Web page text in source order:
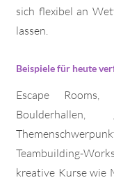
sich flexibel an
lassen.
Beispiele für heute
Escape
Teambuilding-
kreative Kurse wie